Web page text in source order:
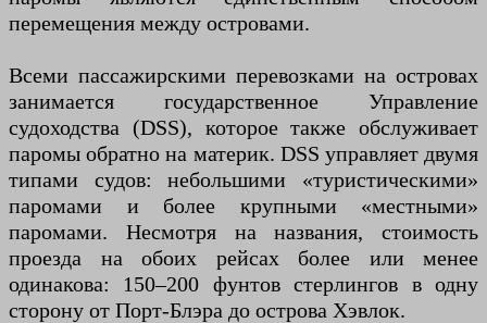
перемещения между островами.
Всеми пассажирскими перевозками на островах
занимается государственное Управление
судоходства (DSS), которое также обслуживает
паромы обратно на материк. DSS управляет двумя
типами судов: небольшими «туристическими»
паромами и более крупными «местными»
паромами. Несмотря на названия, стоимость
проезда на обоих рейсах более или менее
одинакова: 150–200 фунтов стерлингов в одну
сторону от Порт-Блэра до острова Хэвлок.